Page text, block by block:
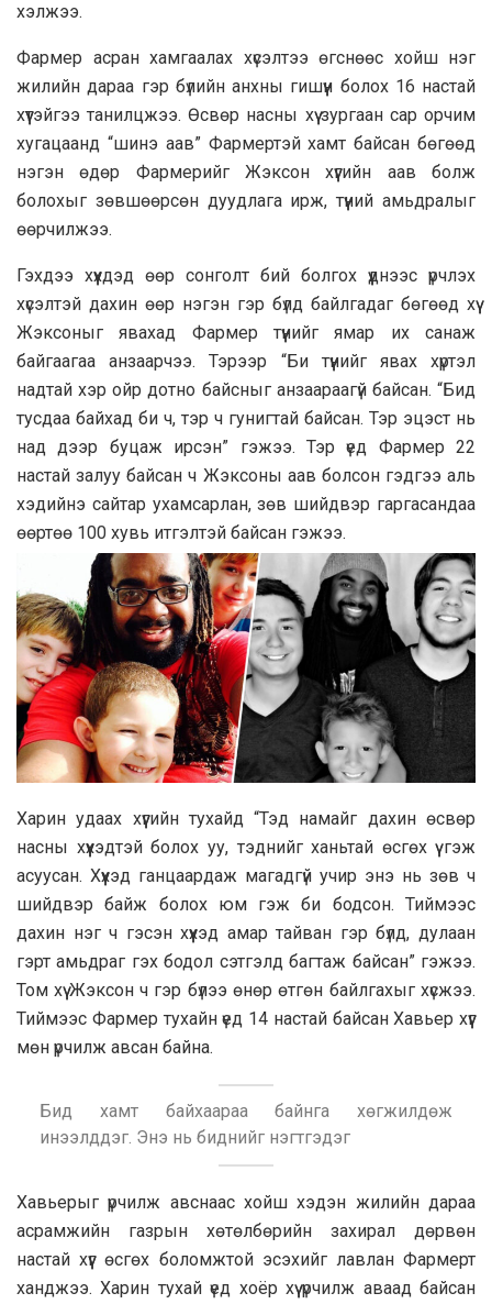
хэлжээ.
Фармер асран хамгаалах хүсэлтээ өгснөөс хойш нэг
жилийн дараа гэр бүлийн анхны гишүүн болох 16 настай
хүүтэйгээ танилцжээ. Өсвөр насны хүү зургаан сар орчим
хугацаанд “шинэ аав” Фармертэй хамт байсан бөгөөд
нэгэн өдөр Фармерийг Жэксон хүүгийн аав болж
болохыг зөвшөөрсөн дуудлага ирж, түүний амьдралыг
өөрчилжээ.
Гэхдээ хүүхдэд өөр сонголт бий болгох үүднээс үрчлэх
хүсэлтэй дахин өөр нэгэн гэр бүлд байлгадаг бөгөөд хүү
Жэксоныг явахад Фармер түүнийг ямар их санаж
байгаагаа анзаарчээ. Тэрээр “Би түүнийг явах хүртэл
надтай хэр ойр дотно байсныг анзаараагүй байсан. “Бид
тусдаа байхад би ч, тэр ч гунигтай байсан. Тэр эцэст нь
над дээр буцаж ирсэн” гэжээ. Тэр үед Фармер 22
настай залуу байсан ч Жэксоны аав болсон гэдгээ аль
хэдийнэ сайтар ухамсарлан, зөв шийдвэр гаргасандаа
өөртөө 100 хувь итгэлтэй байсан гэжээ.
Харин удаах хүүгийн тухайд “Тэд намайг дахин өсвөр
насны хүүхэдтэй болох уу, тэднийг ханьтай өсгөх үү гэж
асуусан. Хүүхэд ганцаардаж магадгүй учир энэ нь зөв ч
шийдвэр байж болох юм гэж би бодсон. Тиймээс
дахин нэг ч гэсэн хүүхэд амар тайван гэр бүлд, дулаан
гэрт амьдраг гэх бодол сэтгэлд багтаж байсан” гэжээ.
Том хүү Жэксон ч гэр бүлээ өнөр өтгөн байлгахыг хүсжээ.
Тиймээс Фармер тухайн үед 14 настай байсан Хавьер хүүг
мөн үрчилж авсан байна.
Бид хамт байхаараа байнга хөгжилдөж
инээлддэг. Энэ нь биднийг нэгтгэдэг
Хавьерыг үрчилж авснаас хойш хэдэн жилийн дараа
асрамжийн газрын хөтөлбөрийн захирал дөрвөн
настай хүүг өсгөх боломжтой эсэхийг лавлан Фармерт
ханджээ. Харин тухай үед хоёр хүү үрчилж аваад байсан